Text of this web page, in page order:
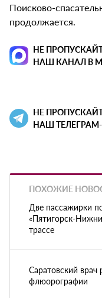
Поисково-
продолжается.
НЕ
НАШ КАНАЛ В
НЕ
НАШ
ПОХОЖИЕ
Две пассажирки
«Пятигорск-
трассе
Саратовский врач
флюорографии